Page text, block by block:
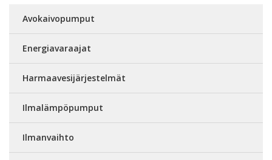
Avokaivopumput
Energiavaraajat
Harmaavesijärjestelmät
Ilmalämpöpumput
Ilmanvaihto